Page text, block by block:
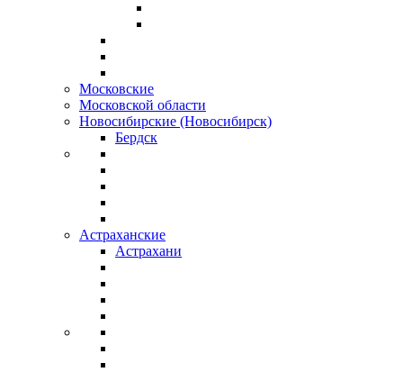
Московские
Московской области
Новосибирские (Новосибирск)
Бердск
Астраханские
Астрахани